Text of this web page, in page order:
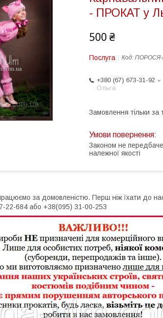
- ПРОКАТ у
500 ₴
Послуга Код: ПОРОСЯ-
+380 (67) 673-31-92
Ольга
Замовлення тільки
Законом не
належної якості
за домовленістю. Перш ніж їхати до
22-684 або +38(095) 31-00-253